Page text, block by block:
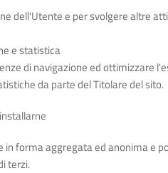
dell'Utente e per svolgere altre
e statistica
di navigazione ed ottimizzare
da parte del Titolare del sito.
forma aggregata ed anonima
terzi.